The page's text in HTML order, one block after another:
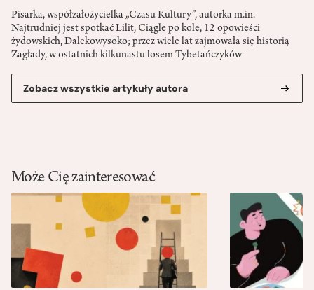
Pisarka, współzałożycielka „Czasu Kultury”, autorka m.in.
Najtrudniej jest spotkać Lilit, Ciągle po kole, 12 opowieści
żydowskich, Dalekowysoko; przez wiele lat zajmowała się historią
Zagłady, w ostatnich kilkunastu losem Tybetańczyków
Zobacz wszystkie artykuły autora
Może Cię zainteresować